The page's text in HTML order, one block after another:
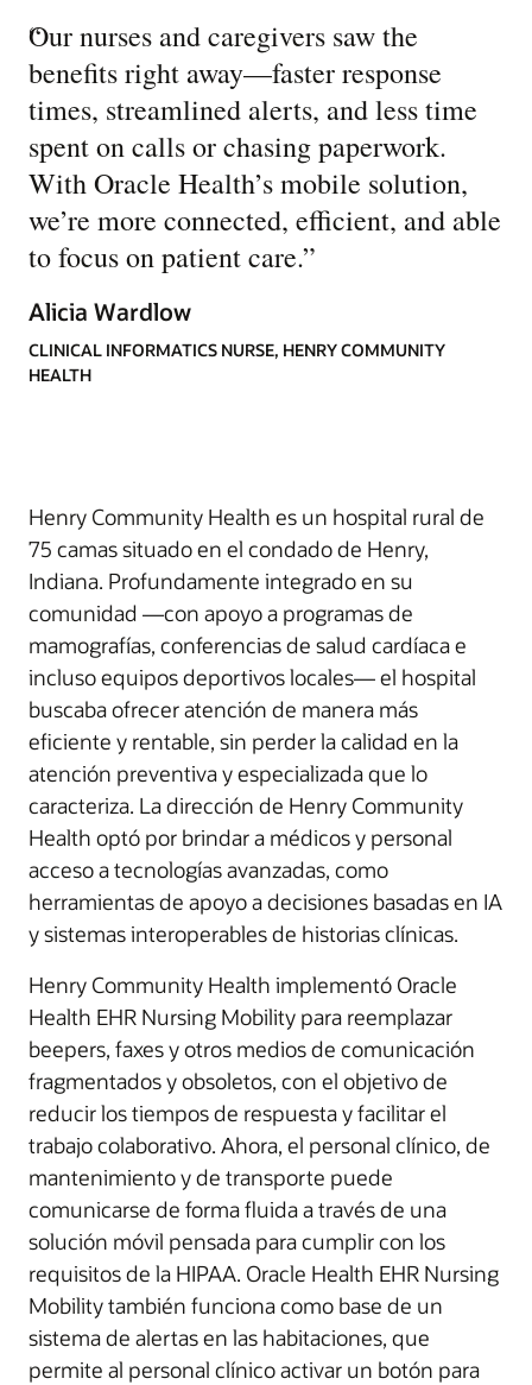
“
Our nurses and caregivers saw the
benefits right away—faster response
times, streamlined alerts, and less time
spent on calls or chasing paperwork.
With Oracle Health’s mobile solution,
we’re more connected, efficient, and able
to focus on patient care.”
Alicia Wardlow
CLINICAL INFORMATICS NURSE, HENRY COMMUNITY
HEALTH
Henry Community Health es un hospital rural de
75 camas situado en el condado de Henry,
Indiana. Profundamente integrado en su
comunidad —con apoyo a programas de
mamografías, conferencias de salud cardíaca e
incluso equipos deportivos locales— el hospital
buscaba ofrecer atención de manera más
eficiente y rentable, sin perder la calidad en la
atención preventiva y especializada que lo
caracteriza. La dirección de Henry Community
Health optó por brindar a médicos y personal
acceso a tecnologías avanzadas, como
herramientas de apoyo a decisiones basadas en IA
y sistemas interoperables de historias clínicas.
Henry Community Health implementó Oracle
Health EHR Nursing Mobility para reemplazar
beepers, faxes y otros medios de comunicación
fragmentados y obsoletos, con el objetivo de
reducir los tiempos de respuesta y facilitar el
trabajo colaborativo. Ahora, el personal clínico, de
mantenimiento y de transporte puede
comunicarse de forma fluida a través de una
solución móvil pensada para cumplir con los
requisitos de la HIPAA. Oracle Health EHR Nursing
Mobility también funciona como base de un
sistema de alertas en las habitaciones, que
permite al personal clínico activar un botón para